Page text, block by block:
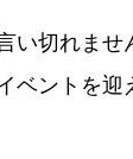
い切れませ
ベントを迎